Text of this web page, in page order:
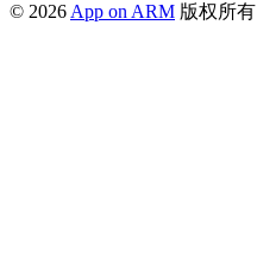
© 2026 App on ARM 版权所有